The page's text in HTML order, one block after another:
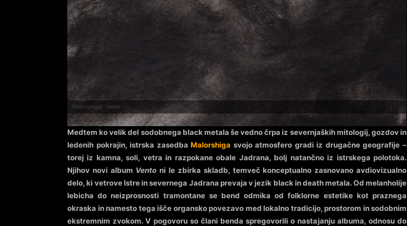
Malorshiga - Vento
Medtem ko velik del sodobnega black metala še vedno črpa iz severnjaških mitologij, gozdov in
ledenih pokrajin, istrska zasedba Malorshiga svojo atmosfero gradi iz drugačne geografije –
torej iz kamna, soli, vetra in razpokane obale Jadrana, bolj natančno iz istrskega polotoka.
Njihov novi album Vento ni le zbirka skladb, temveč konceptualno zasnovano avdiovizualno
delo, ki vetrove Istre in severnega Jadrana prevaja v jezik black in death metala. Od melanholije
lebicha do neizprosnosti tramontane se bend odmika od folklorne estetike kot praznega
okraska in namesto tega išče organsko povezavo med lokalno tradicijo, prostorom in sodobnim
ekstremnim zvokom. V pogovoru so člani benda spregovorili o nastajanju albuma, odnosu do